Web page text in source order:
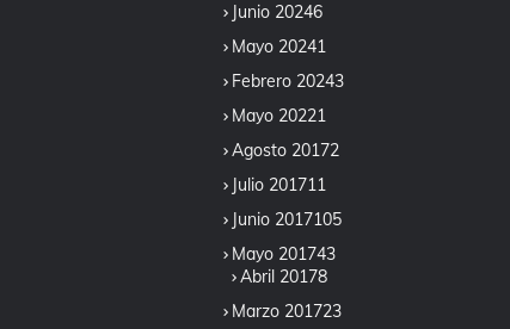
Junio 20246
Mayo 20241
Febrero 20243
Mayo 20221
Agosto 20172
Julio 201711
Junio 2017105
Mayo 201743
Abril 20178
Marzo 201723